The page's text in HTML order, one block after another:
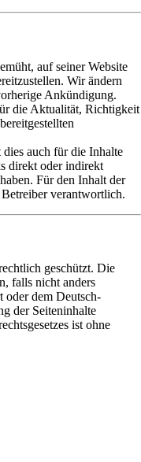
auf seiner Website
Wir ändern
Ankündigung.
die Aktualität, Richtigkeit
auch für die Inhalte
direkt oder indirekt
Für den Inhalt der
verantwortlich.
geschützt. Die
falls nicht anders
oder dem Deutsch-
der Seiteninhalte
ist ohne